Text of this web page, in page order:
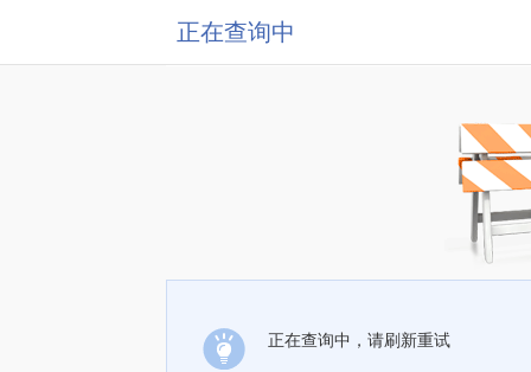
正在查询中
正在查询中，请刷新重试